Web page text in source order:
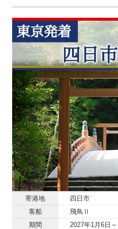
寄港地
四日市
客船
飛鳥Ⅱ
期間
2027年1月6日